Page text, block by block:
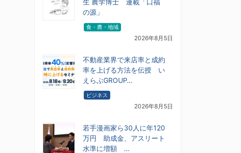
生 農学博士 連載「口福
の源」
食・農・地域
2026年8月5日
不動産業界で来店率と成約
率を上げる方法を伝授 い
えらぶGROUP…
ビジネス
2026年8月5日
若手漫画家ら30人に年120
万円 助成金、アスリート
水準に増額 …